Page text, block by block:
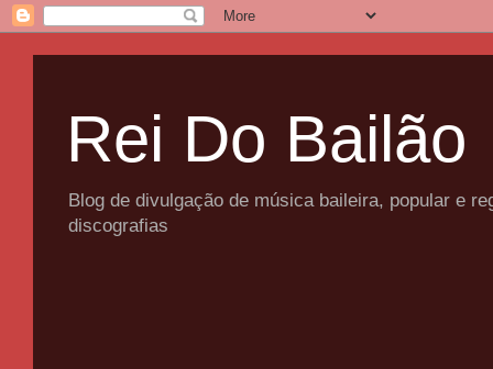
Rei Do Bailão
Blog de divulgação de música baileira, popular e
discografias